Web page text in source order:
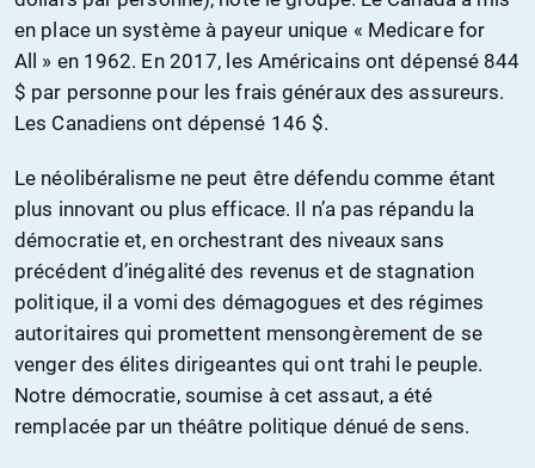
en place un système à payeur unique « Medicare for
All » en 1962. En 2017, les Américains ont dépensé 844
$ par personne pour les frais généraux des assureurs.
Les Canadiens ont dépensé 146 $.
Le néolibéralisme ne peut être défendu comme étant
plus innovant ou plus efficace. Il n’a pas répandu la
démocratie et, en orchestrant des niveaux sans
précédent d’inégalité des revenus et de stagnation
politique, il a vomi des démagogues et des régimes
autoritaires qui promettent mensongèrement de se
venger des élites dirigeantes qui ont trahi le peuple.
Notre démocratie, soumise à cet assaut, a été
remplacée par un théâtre politique dénué de sens.